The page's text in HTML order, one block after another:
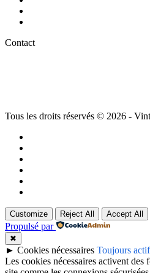
Contact
Tous les droits réservés © 2026 -
Customize Reject All Accept All
Propulsé par
✖
► Cookies nécessaires Toujours actif
Les cookies nécessaires activent des